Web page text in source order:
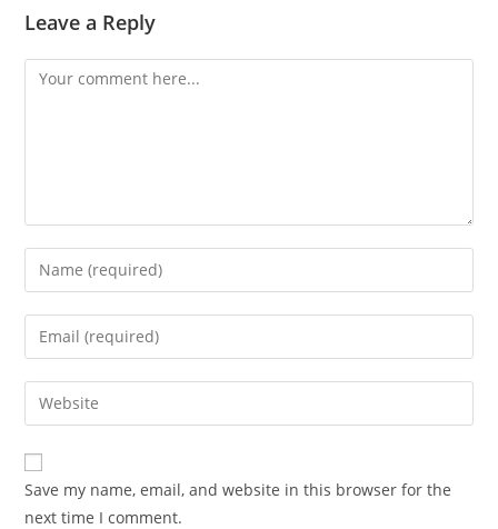
Leave a Reply
Comment
Enter
your
name
comment
Enter
your
email
address
comment
Enter
your
website
URL
(optional)
Save my name, email, and website in this browser for the
next time I comment.